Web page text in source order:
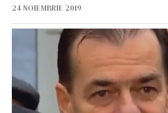
24 NOIEMBRIE 2019